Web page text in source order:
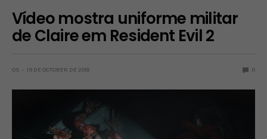
Vídeo mostra uniforme militar
de Claire em Resident Evil 2
OS 19 DE OCTOBER DE 2018 0